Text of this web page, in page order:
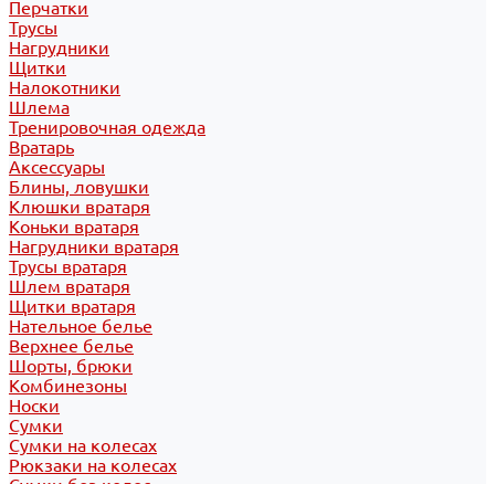
Перчатки
Трусы
Нагрудники
Щитки
Налокотники
Шлема
Тренировочная одежда
Вратарь
Аксессуары
Блины, ловушки
Клюшки вратаря
Коньки вратаря
Нагрудники вратаря
Трусы вратаря
Шлем вратаря
Щитки вратаря
Нательное белье
Верхнее белье
Шорты, брюки
Комбинезоны
Носки
Сумки
Сумки на колесах
Рюкзаки на колесах